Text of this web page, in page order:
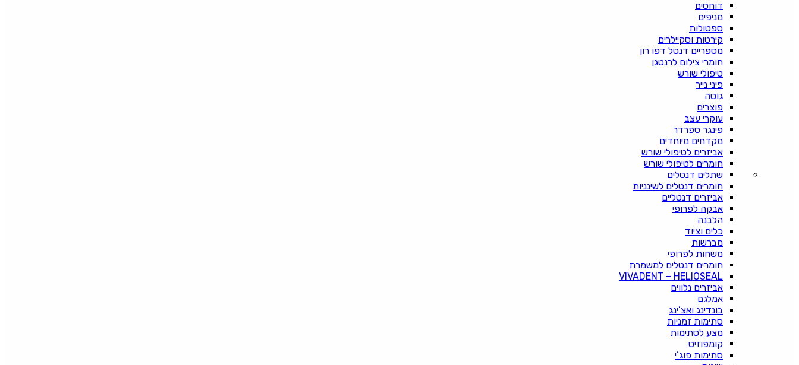
דוחסים
מניפים
ספטולות
קירטות וסקיילרים
מספריים דנטל דפו רון
חומרי צילום לרנטגן
טיפולי שורש
פיני נייר
גוטה
פוצרים
עוקרי עצב
פינגר ספרדר
מקדחים מיוחדים
אביזרים לטיפולי שורש
חומרים לטיפולי שורש
שתלים דנטלים
חומרים דנטלים לשינניות
אביזרים דנטליים
אבקה לפרופי
הלבנה
כלים וציוד
מברשות
משחות לפרופי
חומרים דנטלים למשמרת
VIVADENT – HELIOSEAL
אביזרים נלווים
אמלגם
בונדינג ואצ’ינג
סתימות זמניות
מצע לסתימות
קומפוזיט
סתימות פוג’י